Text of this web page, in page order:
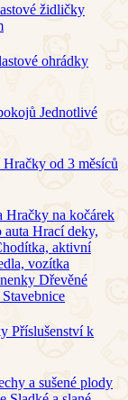
židličky
ohrádky
Jednotlivé
Hračky od 3 měsíců
Hračky na kočárek
auta Hrací deky,
aktivní
vozítka
Dřevěné
Stavebnice
Příslušenství k
a sušené plody